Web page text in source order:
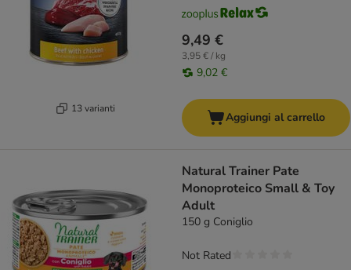
13 varianti
9,49 €
3,95 € / kg
9,02 €
Aggiungi al carrello
Natural Trainer Pate
Monoproteico Small & Toy
Adult
150 g Coniglio
Not Rated